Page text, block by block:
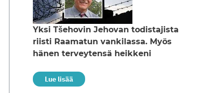
Yksi Tšehovin Jehovan todistajista
riisti Raamatun vankilassa. Myös
hänen terveytensä heikkeni
Lue lisää